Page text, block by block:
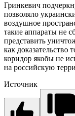
Гринкевич
позволяло
воздушное
такие аппараты не
представить
как
коридор якобы не
на российскую
Источник